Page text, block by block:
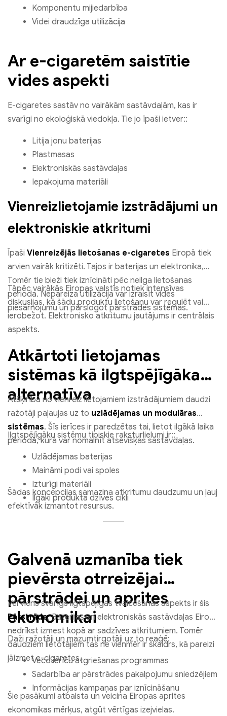
Komponentu mijiedarbība
Videi draudzīga utilizācija
Ar e-cigaretēm saistītie
vides aspekti
E-cigaretes sastāv no vairākām sastāvdaļām, kas ir
svarīgi no ekoloģiskā viedokļa. Tie jo īpaši ietver::
Litija jonu baterijas
Plastmasas
Elektroniskās sastāvdaļas
Iepakojuma materiāli
Vienreizlietojamie izstrādājumi un
elektroniskie atkritumi
Īpaši Vienreizējās lietošanas e-cigaretes Eiropā tiek
arvien vairāk kritizēti. Tajos ir baterijas un elektronika,
Tomēr tie bieži tiek iznīcināti pēc neilga lietošanas
perioda. Nepareiza utilizācija var izraisīt vides
piesārņojumu un pārslogot pārstrādes sistēmas.
Tāpēc vairākās Eiropas valstīs notiek intensīvas
diskusijas, kā šādu produktu lietošanu var regulēt vai
ierobežot. Elektronisko atkritumu jautājums ir centrālais
aspekts.
Atkārtoti lietojamas
sistēmas kā ilgtspējīgāka
alternatīva
Atšķirībā no vienreiz lietojamiem izstrādājumiem daudzi
ražotāji paļaujas uz to uzlādējamas un modulāras
sistēmas. Šīs ierīces ir paredzētas tai, lietot ilgākā laika
periodā, kurā var nomainīt atsevišķas sastāvdaļas.
Ilgtspējīgāku sistēmu tipiskie raksturlielumi ir::
Uzlādējamas baterijas
Maināmi podi vai spoles
Izturīgi materiāli
Ilgāki produkta dzīves cikli
Šādas koncepcijas samazina atkritumu daudzumu un ļauj
efektīvāk izmantot resursus.
Galvenā uzmanība tiek
pievērsta otrreizējai
pārstrādei un aprites
ekonomikai
Vēl viens svarīgs ilgtspējīgas tvaicēšanas aspekts ir šis
Pārstrāde. Baterijas un elektroniskās sastāvdaļas Eiropā
nedrīkst izmest kopā ar sadzīves atkritumiem. Tomēr
daudziem lietotājiem tas ne vienmēr ir skaidrs, kā pareizi
jāizmet e-cigaretes.
Daži ražotāji un mazumtirgotāji uz to reaģē:
Veco ierīču atgriešanas programmas
Sadarbība ar pārstrādes pakalpojumu sniedzējiem
Informācijas kampaņas par iznīcināšanu
Šie pasākumi atbalsta un veicina Eiropas aprites
ekonomikas mērķus, atgūt vērtīgas izejvielas.